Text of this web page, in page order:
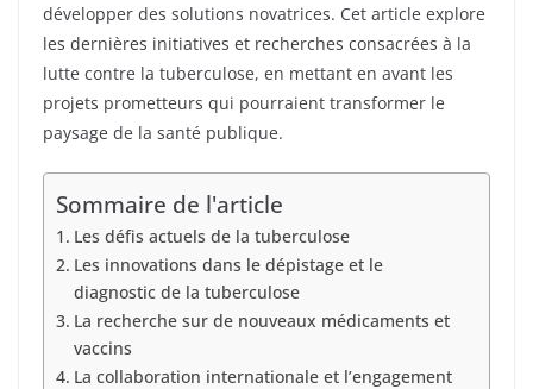
développer des solutions novatrices. Cet article explore
les dernières initiatives et recherches consacrées à la
lutte contre la tuberculose, en mettant en avant les
projets prometteurs qui pourraient transformer le
paysage de la santé publique.
Sommaire de l'article
Les défis actuels de la tuberculose
Les innovations dans le dépistage et le
diagnostic de la tuberculose
La recherche sur de nouveaux médicaments et
vaccins
La collaboration internationale et l’engagement